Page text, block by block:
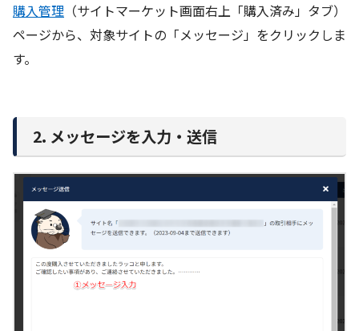
購入管理 （サイトマーケット画面右上「購入済み」タブ）
ページから、対象サイトの「メッセージ」をクリックしま
す。
2. メッセージを入力・送信